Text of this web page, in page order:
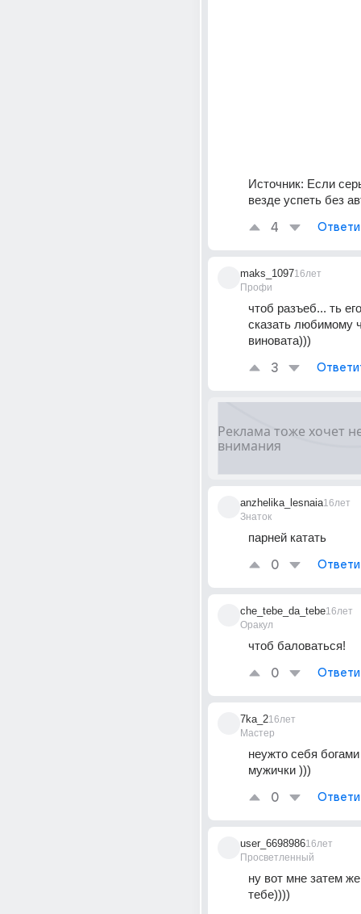
Источник: Если
везде успеть без
4
maks_1097
Профи
16лет
чтоб разъеб... ть
сказать любимому
виновата)))
3
anzhelika_lesnaia
Знаток
16лет
парней катать
0
che_tebe_da_tebe
Оракул
16лет
чтоб баловаться!
0
7ka_2
Мастер
16лет
неужто себя
мужички )))
0
user_6698986
Просветленный
16лет
ну вот мне затем
тебе))))